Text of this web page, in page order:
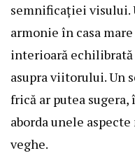
semnificației visului.
armonie în casa
interioară
asupra viitorului. Un
frică ar putea
aborda unele
veghe.